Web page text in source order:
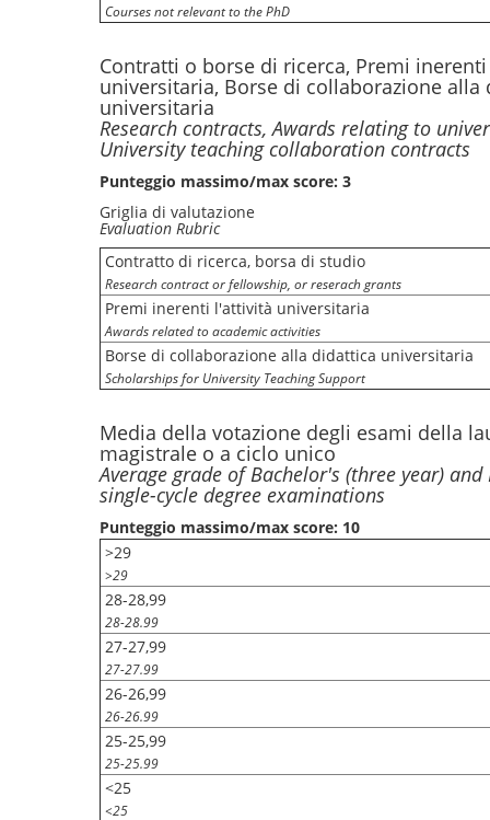
Courses not relevant to the PhD
Contratti o borse di ricerca, Premi
universitaria, Borse di collaborazione alla
universitaria
Research contracts, Awards relating to
University teaching collaboration contracts
Punteggio massimo/max score: 3
Griglia di valutazione
Evaluation Rubric
Contratto di ricerca, borsa di studio
Research contract or fellowship, or reserach grants
Premi inerenti l'attività universitaria
Awards related to academic activities
Borse di collaborazione alla didattica universitaria
Scholarships for University Teaching Support
Media della votazione degli esami della
magistrale o a ciclo unico
Average grade of Bachelor's (three year)
single-cycle degree examinations
Punteggio massimo/max score: 10
>29
>29
28-28,99
28-28.99
27-27,99
27-27.99
26-26,99
26-26.99
25-25,99
25-25.99
<25
<25